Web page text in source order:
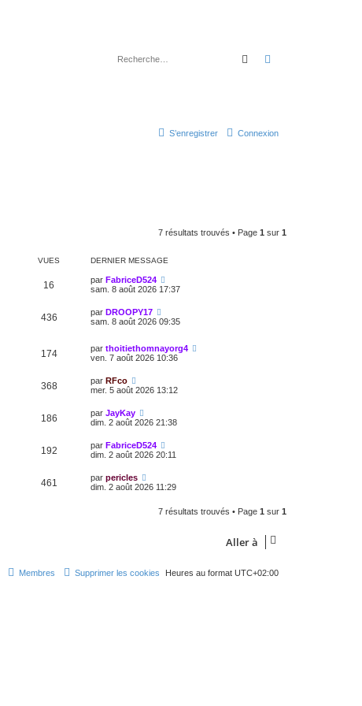
Rechercher
Connexion
S’enregistrer
7 résultats trouvés • Page 1 sur 1
VUES DERNIER MESSAGE
16 par FabriceD524
sam. 8 août 2026 17:37
436 par DROOPY17
sam. 8 août 2026 09:35
174 par thoitiethomnayorg4
ven. 7 août 2026 10:36
368 par RFco
mer. 5 août 2026 13:12
186 par JayKay
dim. 2 août 2026 21:38
192 par FabriceD524
dim. 2 août 2026 20:11
461 par pericles
dim. 2 août 2026 11:29
7 résultats trouvés • Page 1 sur 1
Aller à
Heures au format UTC+02:00
Supprimer les cookies
Membres